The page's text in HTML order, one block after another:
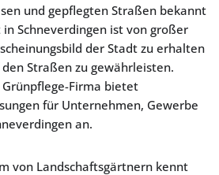
und gepflegten Straßen bekannt
Schneverdingen ist von großer
der Stadt zu erhalten
Straßen zu gewährleisten.
Firma bietet
für Unternehmen, Gewerbe
an.
von Landschaftsgärtnern kennt